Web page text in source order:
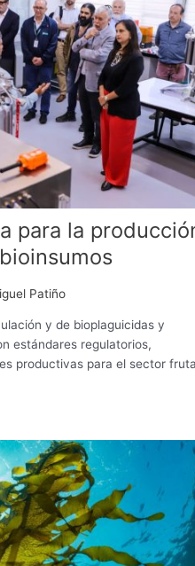
para la
Patiño
y de bioplaguicidas y
estándares regulatorios,
productivas para el sector